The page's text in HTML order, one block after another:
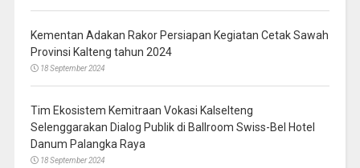
Kementan Adakan Rakor Persiapan Kegiatan Cetak Sawah
Provinsi Kalteng tahun 2024
18 September 2024
Tim Ekosistem Kemitraan Vokasi Kalselteng
Selenggarakan Dialog Publik di Ballroom Swiss-Bel Hotel
Danum Palangka Raya
18 September 2024